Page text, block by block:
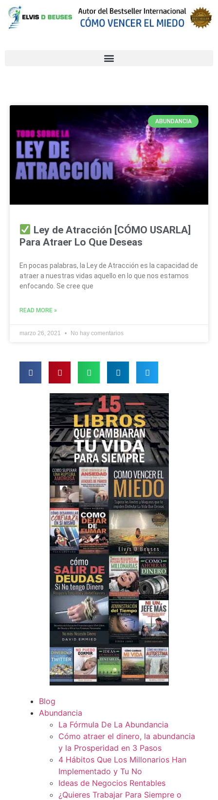
ABUNDANCIA
Ley de Atracción [CÓMO USARLA]
Para Atraer Lo Que Deseas
En pocas palabras, la Ley de Atracción es la capacidad de
atraer a nuestras vidas aquello en lo que nos estamos
enfocando. Se cree que
READ MORE »
marzo 26, 2021 No hay comentarios
Blog
Abundancia
La Fórmula De La Abundancia
Cómo atraer el dinero, la abundancia
y la Prosperidad en 3 Pasos
4 Hábitos Que Los Millonarios Han
Implementado y Tu No
Ideas de Negocios Rentables
¿Quieres Trabajar Para Siempre o